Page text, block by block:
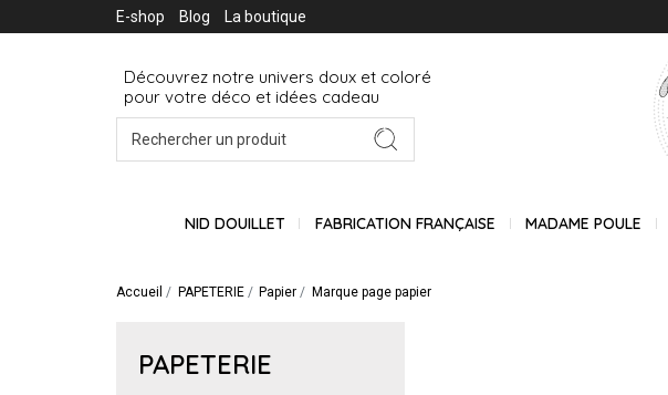
E-shop Blog La boutique
Découvrez notre univers doux et coloré
pour votre déco et idées cadeau
NID DOUILLET FABRICATION FRANÇAISE MADAME POULE
Accueil PAPETERIE Papier Marque page papier
PAPETERIE